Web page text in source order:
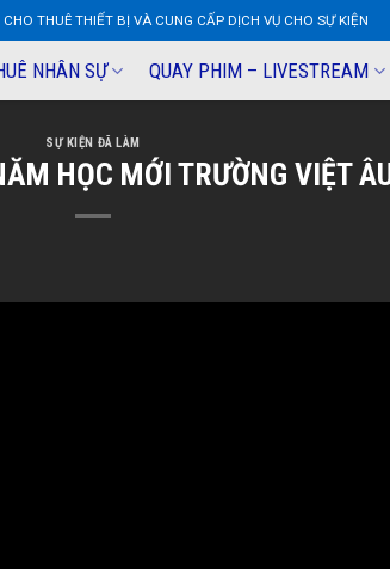
THUÊ THIẾT BỊ VÀ CUNG CẤP DỊCH VỤ CHO SỰ KIỆN
NHÂN SỰ QUAY PHIM – LIVESTREAM
SỰ KIỆN ĐÃ LÀM
HỌC MỚI TRƯỜNG VIỆT